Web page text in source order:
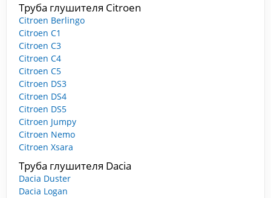
Труба глушителя Citroen
Citroen Berlingo
Citroen C1
Citroen C3
Citroen C4
Citroen C5
Citroen DS3
Citroen DS4
Citroen DS5
Citroen Jumpy
Citroen Nemo
Citroen Xsara
Труба глушителя Dacia
Dacia Duster
Dacia Logan